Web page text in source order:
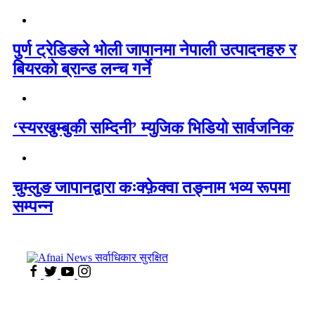
पुर्ण ट्रेडिङले भोली जापानमा नेपाली उत्पादनहरु र
बियरको ब्रान्ड लन्च गर्ने
‘स्यरखुम्बुकी सम्दिनी’ म्युजिक भिडियो सार्वजनिक
चुम्लुङ जापानद्वारा कःक्फ़ेक्वा तङ्नाम भव्य रूपमा
सम्पन्न